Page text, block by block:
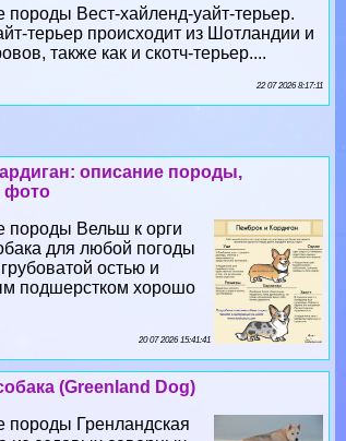
породы Вест-хайленд-уайт-терьер.
терьер происходит из Шотландии и
также как и скотч-терьер....
22 07 2026 8:17:11
описание породы,
фото
породы Вельш к opги
для любой погоды
остью и
подшерстком хорошо
20 07 2026 15:41:41
(Greenland Dog)
породы Гренландская